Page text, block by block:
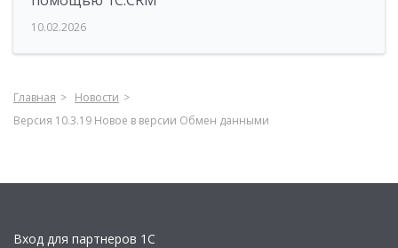
10.02.2026
Главная
Новости
Версия 10.3.19 Новое в версии Обмен данными
Вход для партнеров 1С